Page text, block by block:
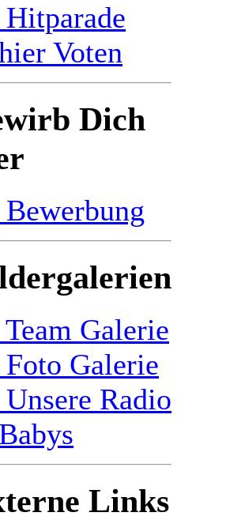
Hitparade
Voten
Dich
Bewerbung
Team Galerie
Foto Galerie
Unsere Radio
Babys
Links